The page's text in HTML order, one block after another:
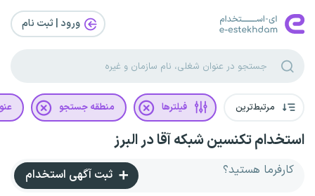
ورود | ثبت‌ نام
مرتبط‌ترین فیلترها منطقه جستجو
استخدام تکنسین شبکه آقا در البرز
کارفرما هستید؟ ثبت آگهی استخدام